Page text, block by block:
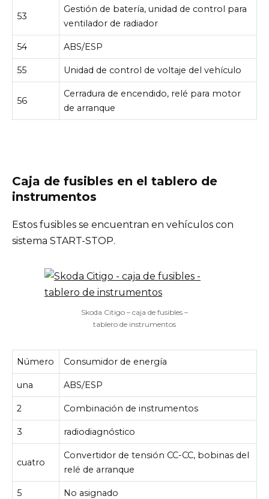
53
Gestión de batería, unidad de control para
ventilador de radiador
54 ABS/ESP
55 Unidad de control de voltaje del vehículo
56
Cerradura de encendido, relé para motor
de arranque
Caja de fusibles en el tablero de
instrumentos
Estos fusibles se encuentran en vehículos con
sistema START-STOP.
Skoda Citigo – caja de fusibles –
tablero de instrumentos
Número Consumidor de energía
una ABS/ESP
2 Combinación de instrumentos
3 radiodiagnóstico
cuatro
Convertidor de tensión CC-CC, bobinas del
relé de arranque
5 No asignado